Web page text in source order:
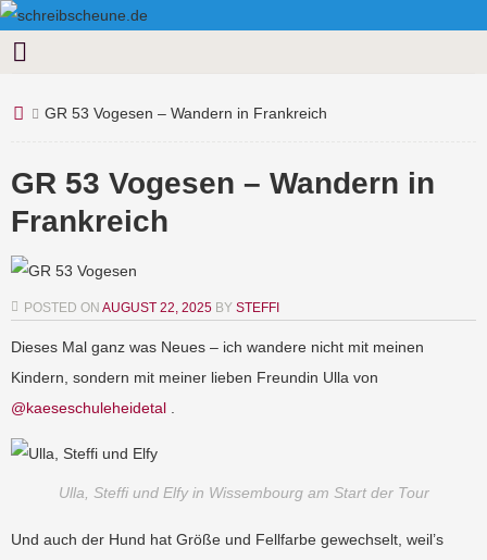
GR 53 Vogesen – Wandern in Frankreich
GR 53 Vogesen – Wandern in
Frankreich
POSTED ON AUGUST 22, 2025 BY STEFFI
Dieses Mal ganz was Neues – ich wandere nicht mit meinen
Kindern, sondern mit meiner lieben Freundin Ulla von
@kaeseschuleheidetal
Ulla, Steffi und Elfy in Wissembourg am Start der Tour
Und auch der Hund hat Größe und Fellfarbe gewechselt, weil’s